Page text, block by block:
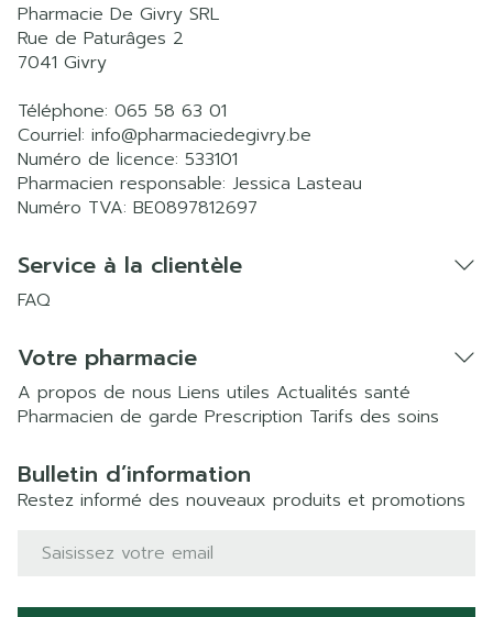
Pharmacie De Givry SRL
Rue de Paturâges 2
7041 Givry
Téléphone: 065 58 63 01
Courriel: info@pharmaciedegivry.be
Numéro de licence: 533101
Pharmacien responsable: Jessica Lasteau
Numéro TVA: BE0897812697
Service à la clientèle
FAQ
Votre pharmacie
A propos de nous Liens utiles Actualités santé
Pharmacien de garde Prescription Tarifs des soins
Bulletin d’information
Restez informé des nouveaux produits et promotions
Adresse mail